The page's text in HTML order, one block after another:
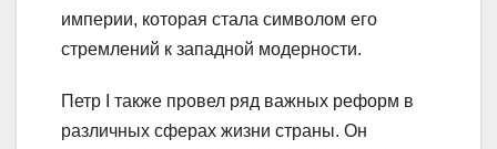
империи, которая стала символом его
стремлений к западной модерности.
Петр I также провел ряд важных реформ в
различных сферах жизни страны. Он